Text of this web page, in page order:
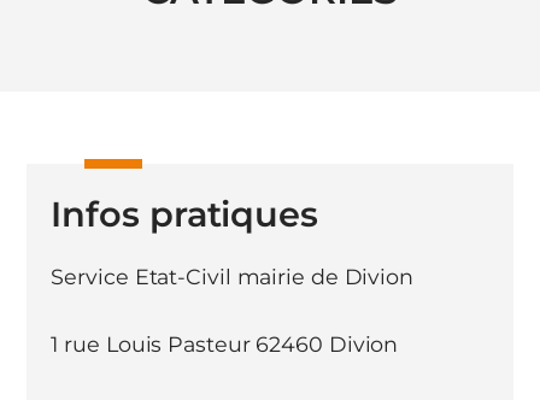
Infos pratiques
Service Etat-Civil mairie de Divion
1 rue Louis Pasteur 62460 Divion